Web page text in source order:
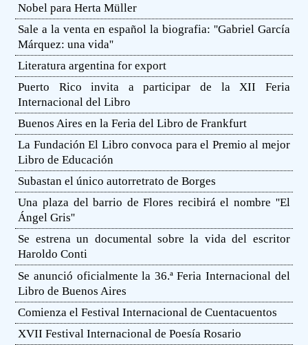
Nobel para Herta Müller
Sale a la venta en español la biografia: ''Gabriel García
Márquez: una vida''
Literatura argentina for export
Puerto Rico invita a participar de la XII Feria
Internacional del Libro
Buenos Aires en la Feria del Libro de Frankfurt
La Fundación El Libro convoca para el Premio al mejor
Libro de Educación
Subastan el único autorretrato de Borges
Una plaza del barrio de Flores recibirá el nombre ''El
Ángel Gris''
Se estrena un documental sobre la vida del escritor
Haroldo Conti
Se anunció oficialmente la 36.ª Feria Internacional del
Libro de Buenos Aires
Comienza el Festival Internacional de Cuentacuentos
XVII Festival Internacional de Poesía Rosario